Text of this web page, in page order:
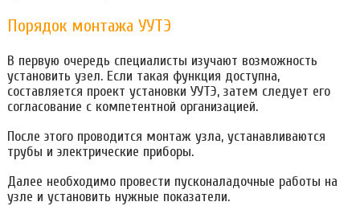
Порядок монтажа УУТЭ
В первую очередь специалисты изучают возможность
установить узел. Если такая функция доступна,
составляется проект установки УУТЭ, затем следует его
согласование с компетентной организацией.
После этого проводится монтаж узла, устанавливаются
трубы и электрические приборы.
Далее необходимо провести пусконаладочные работы на
узле и установить нужные показатели.